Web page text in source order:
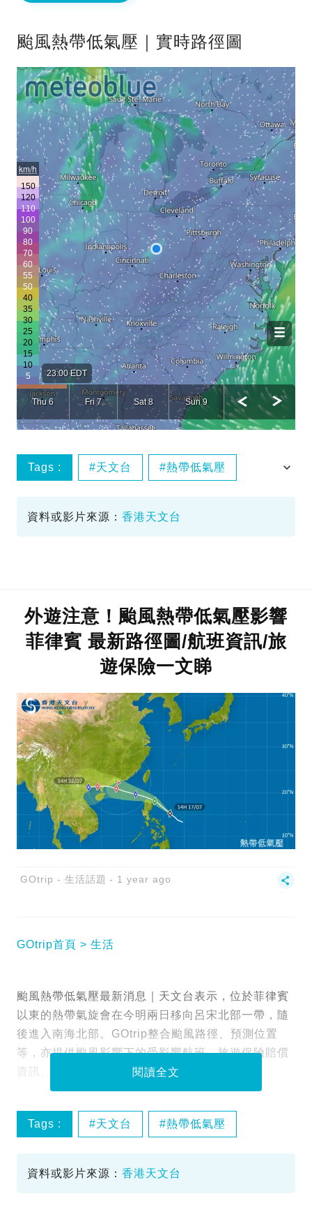
颱風熱帶低氣壓｜實時路徑圖
Tags : 天文台 熱帶低氣壓
資料或影片來源： 香港天文台
外遊注意！颱風熱帶低氣壓影響
菲律賓 最新路徑圖/航班資訊/旅
遊保險一文睇
GOtrip - 生活話題 1 year ago
GOtrip首頁 生活
颱風熱帶低氣壓最新消息｜天文台表示，位於菲律賓
以東的熱帶氣旋會在今明兩日移向呂宋北部一帶，隨
後進入南海北部。GOtrip整合颱風路徑、預測位置
等，亦提供颱風影響下的受影響航班、旅遊保險賠償
資訊。
閱讀全文
Tags : 天文台 熱帶低氣壓
資料或影片來源： 香港天文台